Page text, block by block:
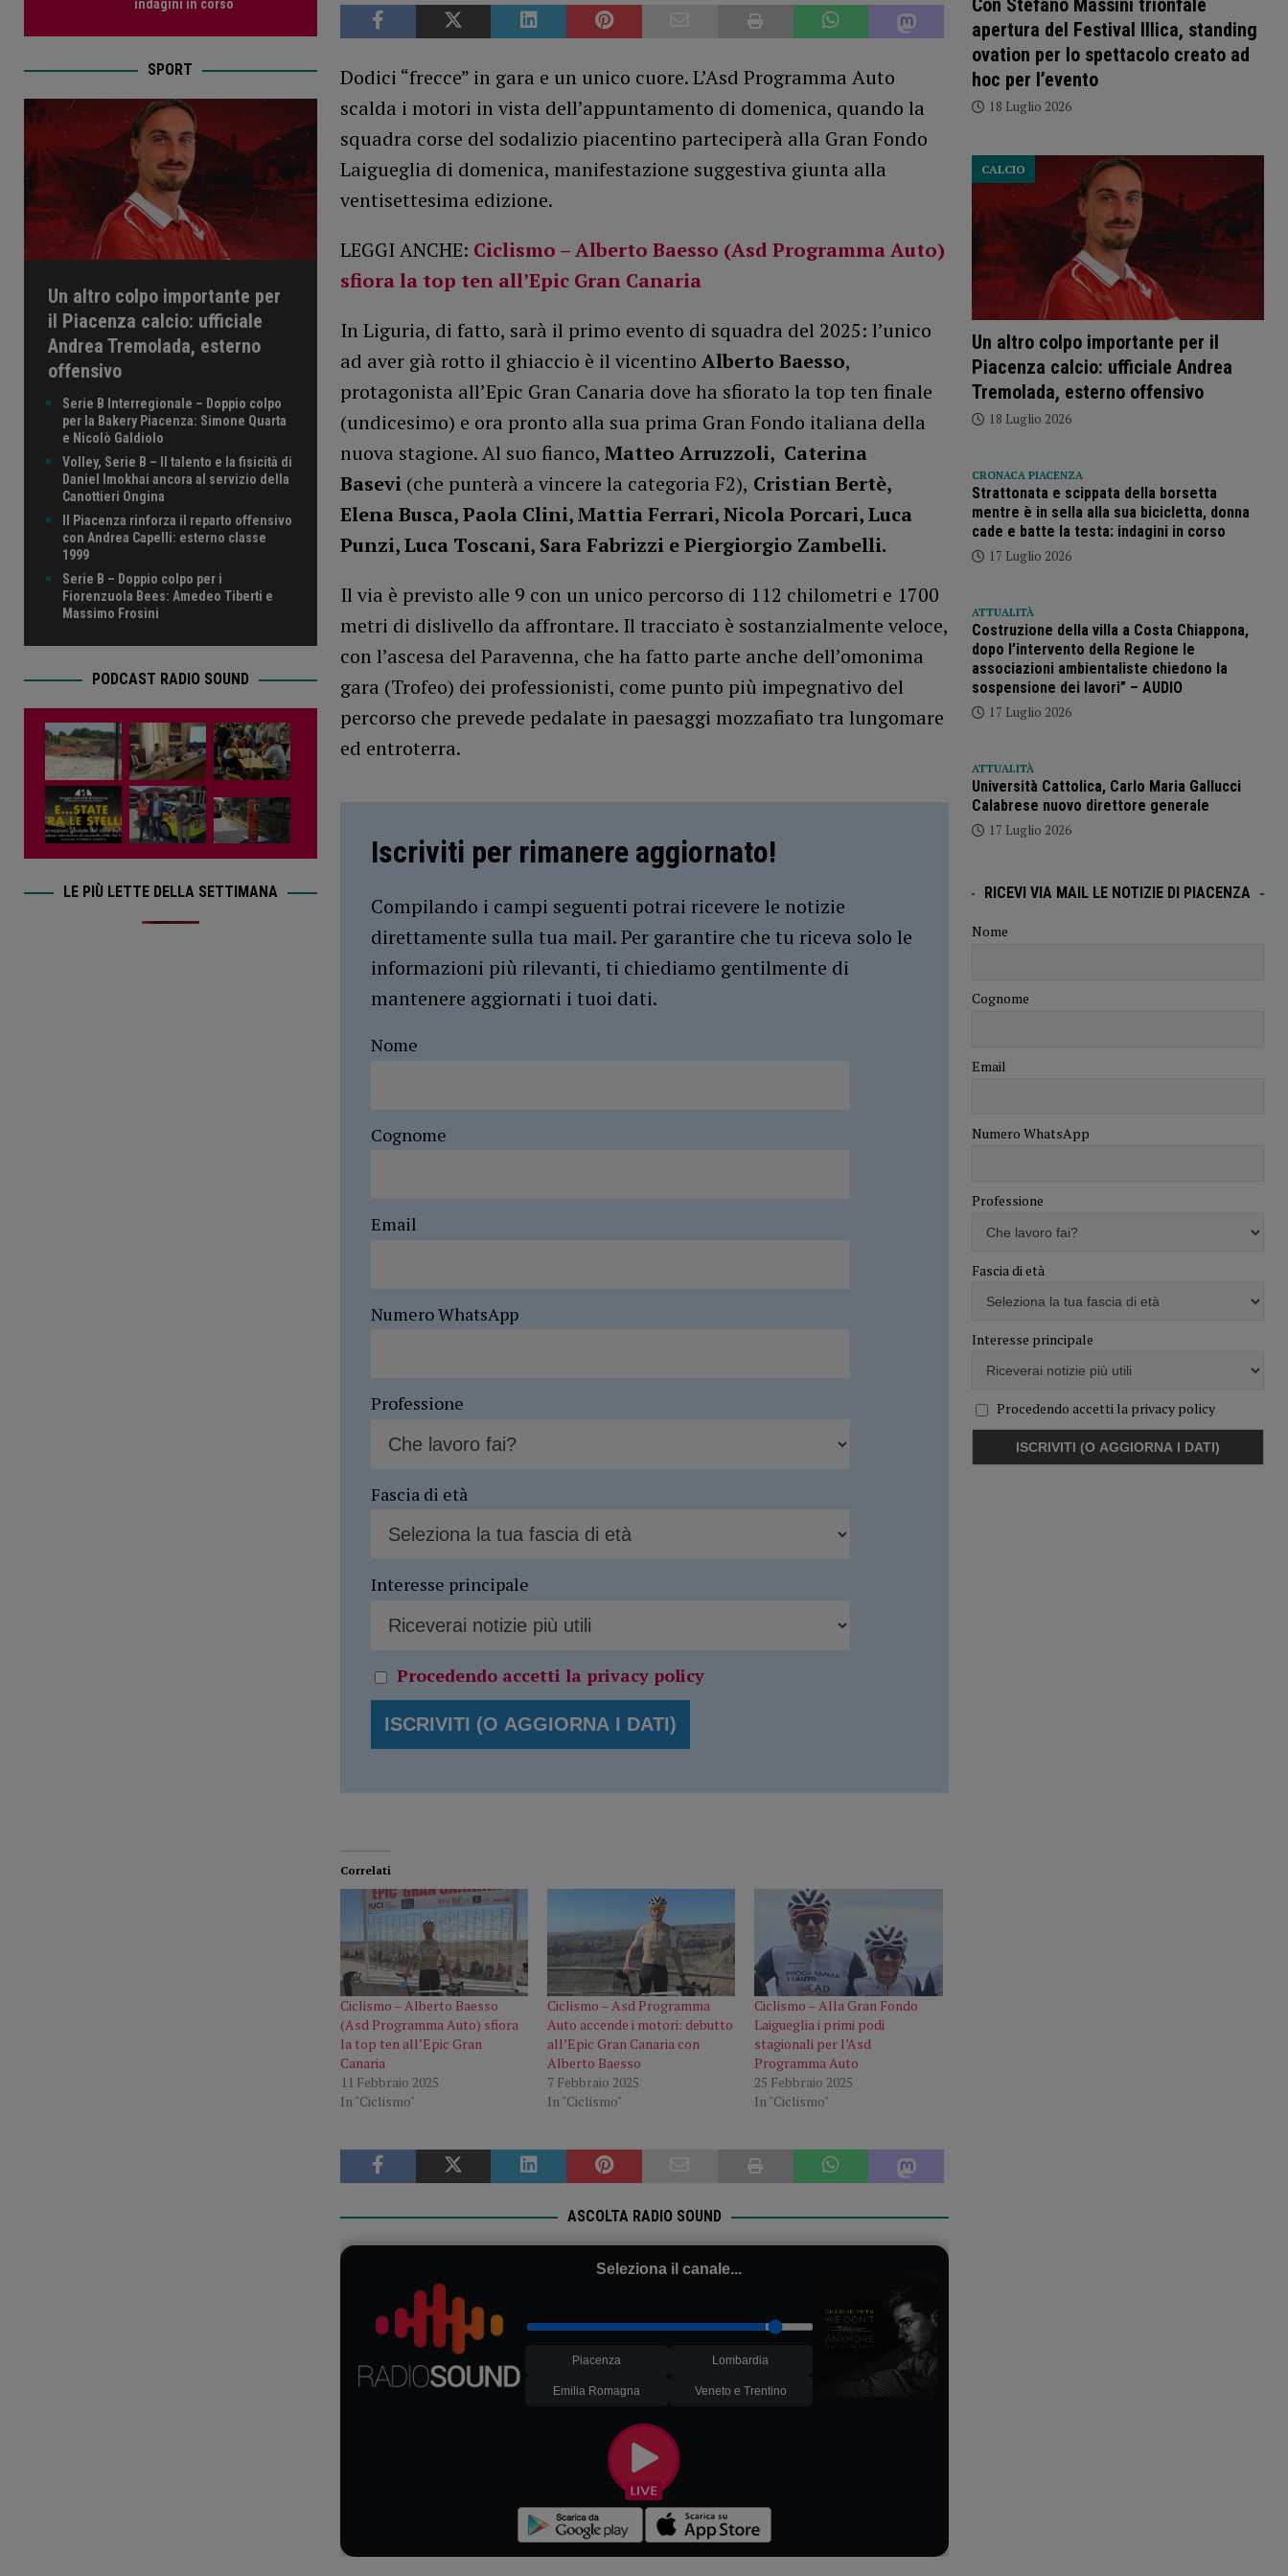
Dodici “frecce” in gara e un unico cuore. L’Asd Programma Auto
scalda i motori in vista dell’appuntamento di domenica, quando la
squadra corse del sodalizio piacentino parteciperà alla Gran Fondo
Laigueglia di domenica, manifestazione suggestiva giunta alla
ventisettesima edizione.
LEGGI ANCHE: Ciclismo – Alberto Baesso (Asd Programma Auto)
sfiora la top ten all’Epic Gran Canaria
In Liguria, di fatto, sarà il primo evento di squadra del 2025: l’unico
ad aver già rotto il ghiaccio è il vicentino Alberto Baesso,
protagonista all’Epic Gran Canaria dove ha sfiorato la top ten finale
(undicesimo) e ora pronto alla sua prima Gran Fondo italiana della
nuova stagione. Al suo fianco, Matteo Arruzzoli, Caterina
Basevi (che punterà a vincere la categoria F2), Cristian Bertè,
Elena Busca, Paola Clini, Mattia Ferrari, Nicola Porcari, Luca
Punzi, Luca Toscani, Sara Fabrizzi e Piergiorgio Zambelli.
Il via è previsto alle 9 con un unico percorso di 112 chilometri e 1700
metri di dislivello da affrontare. Il tracciato è sostanzialmente veloce,
con l’ascesa del Paravenna, che ha fatto parte anche dell’omonima
gara (Trofeo) dei professionisti, come punto più impegnativo del
percorso che prevede pedalate in paesaggi mozzafiato tra lungomare
ed entroterra.
Iscriviti per rimanere aggiornato!
Compilando i campi seguenti potrai ricevere le notizie
direttamente sulla tua mail. Per garantire che tu riceva solo le
informazioni più rilevanti, ti chiediamo gentilmente di
mantenere aggiornati i tuoi dati.
Nome
Cognome
Email
Numero WhatsApp
Professione
Fascia di età
Interesse principale
Procedendo accetti la privacy policy
Correlati
Ciclismo – Alberto Baesso
(Asd Programma Auto) sfiora
la top ten all’Epic Gran
Canaria
11 Febbraio 2025
In "Ciclismo"
Ciclismo – Asd Programma
Auto accende i motori: debutto
all’Epic Gran Canaria con
Alberto Baesso
7 Febbraio 2025
In "Ciclismo"
Ciclismo – Alla Gran Fondo
Laigueglia i primi podi
stagionali per l’Asd
Programma Auto
25 Febbraio 2025
In "Ciclismo"
ASCOLTA RADIO SOUND
Seleziona il canale...
Piacenza Lombardia
Emilia Romagna Veneto e Trentino
indagini in corso
SPORT
Un altro colpo importante per
il Piacenza calcio: ufficiale
Andrea Tremolada, esterno
offensivo
Serie B Interregionale – Doppio colpo
per la Bakery Piacenza: Simone Quarta
e Nicolò Galdiolo
Volley, Serie B – Il talento e la fisicità di
Daniel Imokhai ancora al servizio della
Canottieri Ongina
Il Piacenza rinforza il reparto offensivo
con Andrea Capelli: esterno classe
1999
Serie B – Doppio colpo per i
Fiorenzuola Bees: Amedeo Tiberti e
Massimo Frosini
PODCAST RADIO SOUND
LE PIÙ LETTE DELLA SETTIMANA
Con Stefano Massini trionfale
apertura del Festival Illica, standing
ovation per lo spettacolo creato ad
hoc per l’evento
18 Luglio 2026
Un altro colpo importante per il
Piacenza calcio: ufficiale Andrea
Tremolada, esterno offensivo
CALCIO
18 Luglio 2026
CRONACA PIACENZA
Strattonata e scippata della borsetta
mentre è in sella alla sua bicicletta, donna
cade e batte la testa: indagini in corso
17 Luglio 2026
ATTUALITÀ
Costruzione della villa a Costa Chiappona,
dopo l’intervento della Regione le
associazioni ambientaliste chiedono la
sospensione dei lavori” – AUDIO
17 Luglio 2026
ATTUALITÀ
Università Cattolica, Carlo Maria Gallucci
Calabrese nuovo direttore generale
17 Luglio 2026
RICEVI VIA MAIL LE NOTIZIE DI PIACENZA
Nome
Cognome
Email
Numero WhatsApp
Professione
Fascia di età
Interesse principale
Procedendo accetti la privacy policy